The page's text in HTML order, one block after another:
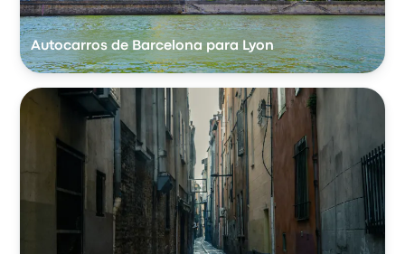
Autocarros de Barcelona para Lyon